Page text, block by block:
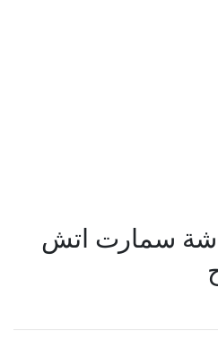
شاشة سمارت اتش